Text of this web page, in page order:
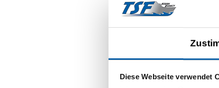
Diese Webseite verwendet
ZIP